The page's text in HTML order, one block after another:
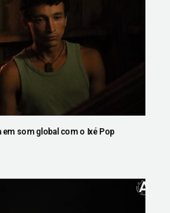
em som global com o Ixé Pop